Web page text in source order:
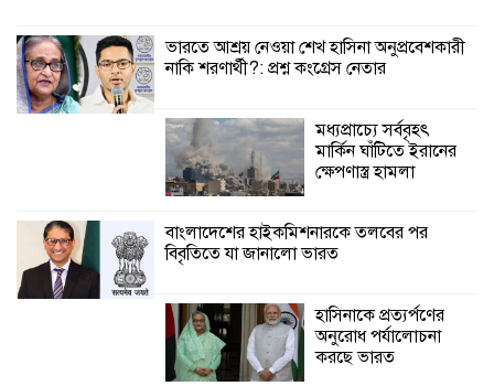
ভারতে আশ্রয় নেওয়া শেখ হাসিনা অনুপ্রবেশকারী
নাকি শরণার্থী?: প্রশ্ন কংগ্রেস নেতার
মধ্যপ্রাচ্যে সর্ববৃহৎ
মার্কিন ঘাঁটিতে ইরানের
ক্ষেপণাস্ত্র হামলা
বাংলাদেশের হাইকমিশনারকে তলবের পর
বিবৃতিতে যা জানালো ভারত
হাসিনাকে প্রত্যর্পণের
অনুরোধ পর্যালোচনা
করছে ভারত